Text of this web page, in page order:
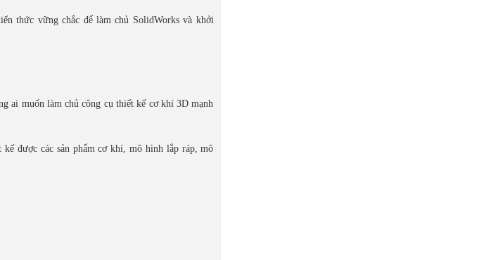
thức vững chắc để làm chủ SolidWorks và khởi
ai muốn làm chủ công cụ thiết kế cơ khí 3D mạnh
được các sản phẩm cơ khí, mô hình lắp ráp, mô